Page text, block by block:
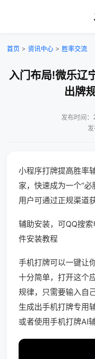
首页 > 资讯中心 > 胜率交流
入门布局!微乐辽
出牌
发布时间
小程序打牌提高胜率
家，快速成为一个“
用户可通过正规渠道
辅助安装，可QQ搜
件安装教程
手机打牌可以一键让
十分简单，打开这个
规律，只需要输入自
生成出手机打牌专用
或者使用手机打牌AI